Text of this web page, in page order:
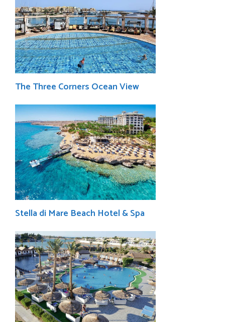
The Three Corners Ocean View
Stella di Mare Beach Hotel & Spa